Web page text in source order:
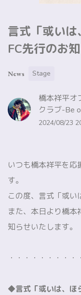
⾔式「或い
FC先行のお
News Stage
橋本祥平オ
クラブ-Be
2024/08/23
いつも橋本祥平を応
す。
この度、⾔式「或い
また、本日より橋本
知らせいたします。
・・・・・・・・・・
◆⾔式「或いは、ほ